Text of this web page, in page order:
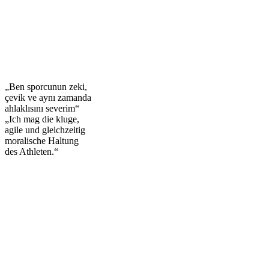
„Ben sporcunun zeki,
çevik ve aynı zamanda
ahlaklısını severim“
„Ich mag die kluge,
agile und gleichzeitig
moralische Haltung
des Athleten.“